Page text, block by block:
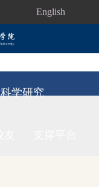
English
科学研究